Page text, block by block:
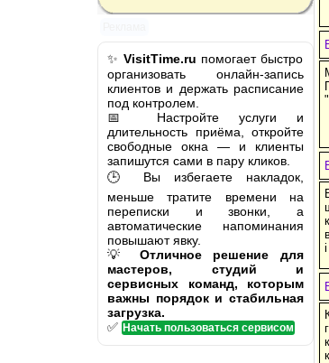
✨ VisitTime.ru помогает быстро
организовать онлайн-запись
клиентов и держать расписание
под контролем.
📅 Настройте услуги и
длительность приёма, откройте
свободные окна — и клиенты
запишутся сами в пару кликов.
🕒 Вы избегаете накладок,
меньше тратите времени на
переписки и звонки, а
автоматические напоминания
повышают явку.
💡 Отличное решение для
мастеров, студий и
сервисных команд, которым
важны порядок и стабильная
загрузка.
✅ Начать пользоваться сервисом